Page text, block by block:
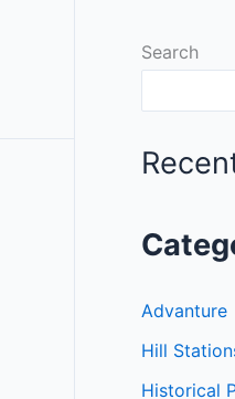
Search
Advanture
Hill
Historical